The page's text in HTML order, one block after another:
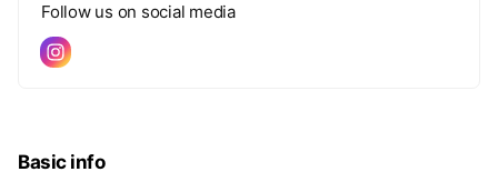
Follow us on social media
Basic info